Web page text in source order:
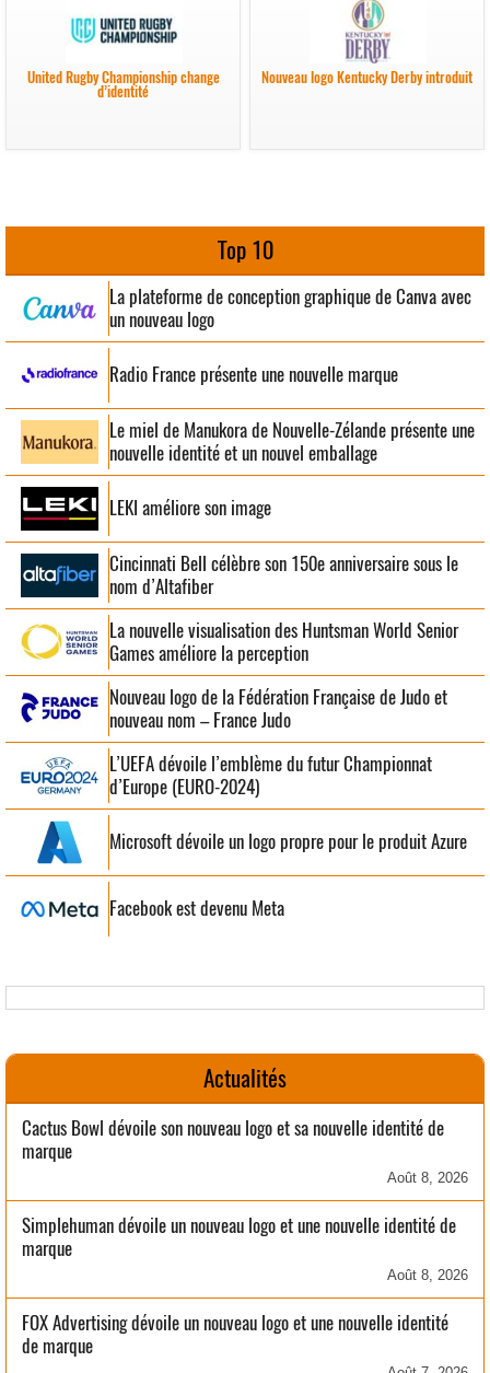
United Rugby Championship change
d’identité
Nouveau logo Kentucky Derby introduit
Top 10
La plateforme de conception graphique de Canva avec
un nouveau logo
Radio France présente une nouvelle marque
Le miel de Manukora de Nouvelle-Zélande présente une
nouvelle identité et un nouvel emballage
LEKI améliore son image
Cincinnati Bell célèbre son 150e anniversaire sous le
nom d’Altafiber
La nouvelle visualisation des Huntsman World Senior
Games améliore la perception
Nouveau logo de la Fédération Française de Judo et
nouveau nom – France Judo
L’UEFA dévoile l’emblème du futur Championnat
d’Europe (EURO-2024)
Microsoft dévoile un logo propre pour le produit Azure
Facebook est devenu Meta
Actualités
Cactus Bowl dévoile son nouveau logo et sa nouvelle identité de
marque
Août 8, 2026
Simplehuman dévoile un nouveau logo et une nouvelle identité de
marque
Août 8, 2026
FOX Advertising dévoile un nouveau logo et une nouvelle identité
de marque